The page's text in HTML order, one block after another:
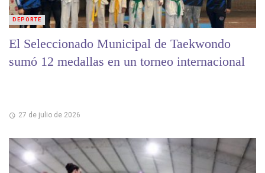
El Seleccionado Municipal de Taekwondo
sumó 12 medallas en un torneo internacional
27 de julio de 2026
DEPORTE